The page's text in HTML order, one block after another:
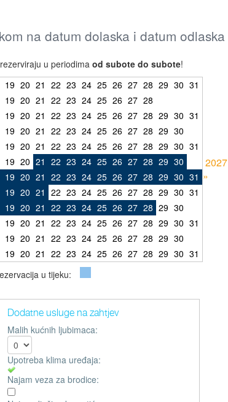
na datum dolaska i datum odlaska
u periodima od subote do subote!
19 20 21 22 23 24 25 26 27 28 29 30 31
19 20 21 22 23 24 25 26 27 28
19 20 21 22 23 24 25 26 27 28 29 30 31
19 20 21 22 23 24 25 26 27 28 29 30
19 20 21 22 23 24 25 26 27 28 29 30 31
19 20 21 22 23 24 25 26 27 28 29 30
19 20 21 22 23 24 25 26 27 28 29 30 31
19 20 21 22 23 24 25 26 27 28 29 30 31
19 20 21 22 23 24 25 26 27 28 29 30
19 20 21 22 23 24 25 26 27 28 29 30 31
19 20 21 22 23 24 25 26 27 28 29 30
19 20 21 22 23 24 25 26 27 28 29 30 31
2027
»
u tijeku:
Dodatne usluge na zahtjev
Malih kućnih ljubimaca:
Upotreba klima uređaja:
Najam veza za brodice: